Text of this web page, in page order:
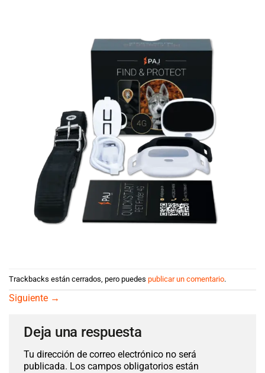
Trackbacks están cerrados, pero puedes publicar un comentario.
Siguiente →
Deja una respuesta
Tu dirección de correo electrónico no será
publicada. Los campos obligatorios están